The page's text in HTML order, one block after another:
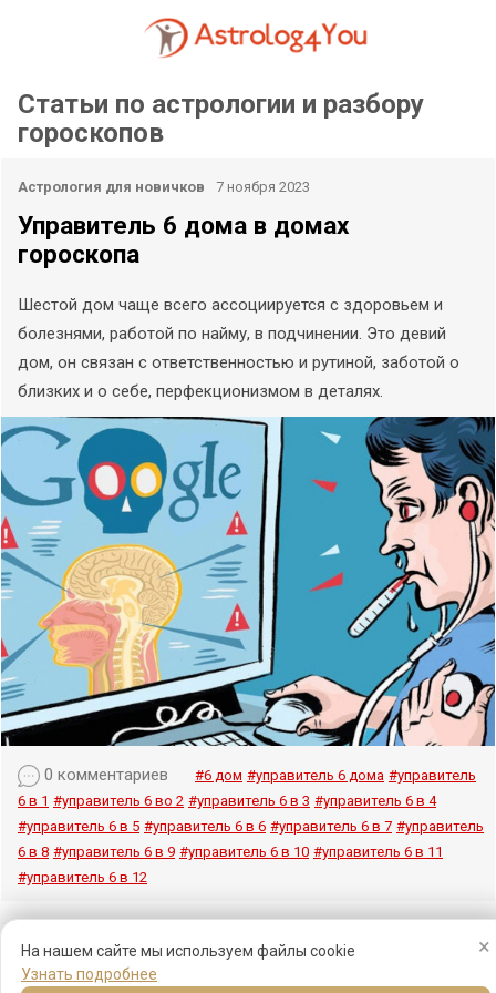
×
На нашем сайте мы используем файлы cookie
Узнать подробнее
Статьи по астрологии и разбору
гороскопов
Астрология для новичков 7 ноября 2023
Управитель 6 дома в домах
гороскопа
Шестой дом чаще всего ассоциируется с здоровьем и
болезнями, работой по найму, в подчинении. Это девий
дом, он связан с ответственностью и рутиной, заботой о
близких и о себе, перфекционизмом в деталях.
0 комментариев #6 дом #управитель 6 дома #управитель
6 в 1 #управитель 6 во 2 #управитель 6 в 3 #управитель 6 в 4
#управитель 6 в 5 #управитель 6 в 6 #управитель 6 в 7 #управитель
6 в 8 #управитель 6 в 9 #управитель 6 в 10 #управитель 6 в 11
#управитель 6 в 12